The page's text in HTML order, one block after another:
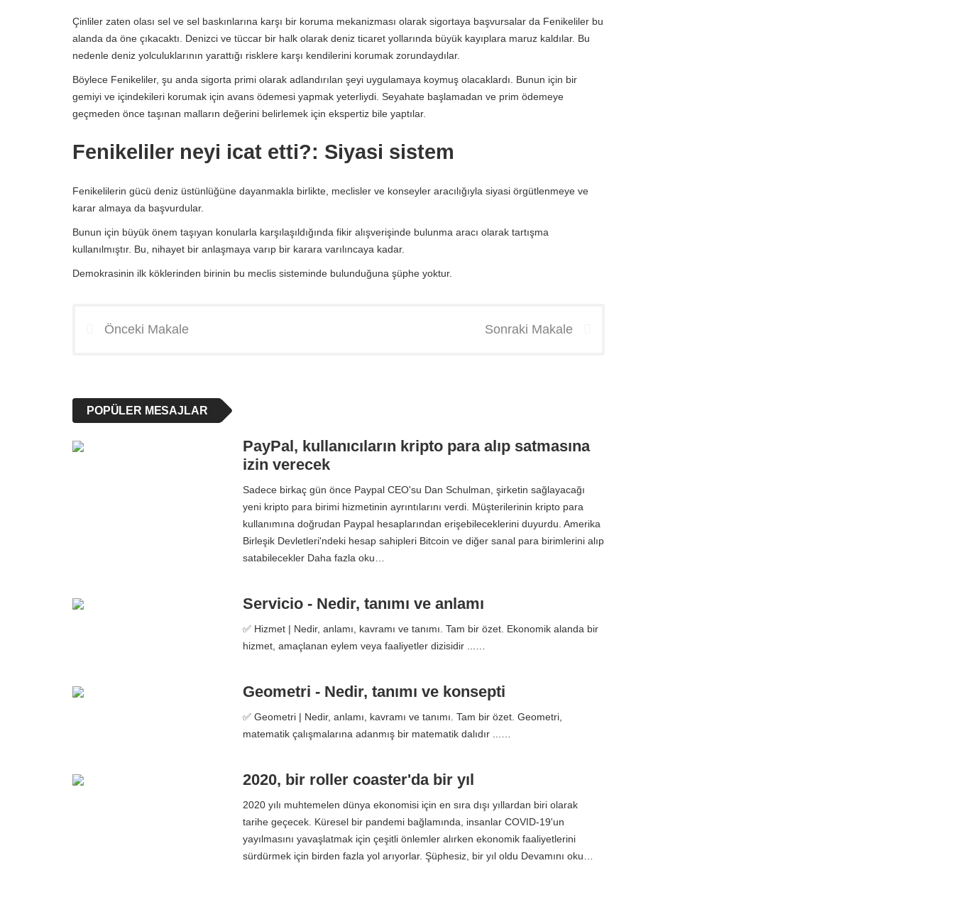
Çinliler zaten olası sel ve sel baskınlarına karşı bir koruma mekanizması olarak sigortaya başvursalar da Fenikeliler bu
alanda da öne çıkacaktı. Denizci ve tüccar bir halk olarak deniz ticaret yollarında büyük kayıplara maruz kaldılar. Bu
nedenle deniz yolculuklarının yarattığı risklere karşı kendilerini korumak zorundaydılar.
Böylece Fenikeliler, şu anda sigorta primi olarak adlandırılan şeyi uygulamaya koymuş olacaklardı. Bunun için bir
gemiyi ve içindekileri korumak için avans ödemesi yapmak yeterliydi. Seyahate başlamadan ve prim ödemeye
geçmeden önce taşınan malların değerini belirlemek için ekspertiz bile yaptılar.
Fenikeliler neyi icat etti?: Siyasi sistem
Fenikelilerin gücü deniz üstünlüğüne dayanmakla birlikte, meclisler ve konseyler aracılığıyla siyasi örgütlenmeye ve
karar almaya da başvurdular.
Bunun için büyük önem taşıyan konularla karşılaşıldığında fikir alışverişinde bulunma aracı olarak tartışma
kullanılmıştır. Bu, nihayet bir anlaşmaya varıp bir karara varılıncaya kadar.
Demokrasinin ilk köklerinden birinin bu meclis sisteminde bulunduğuna şüphe yoktur.
Önceki Makale Sonraki Makale
POPÜLER MESAJLAR
PayPal, kullanıcıların kripto para alıp satmasına
izin verecek
Sadece birkaç gün önce Paypal CEO'su Dan Schulman, şirketin sağlayacağı
yeni kripto para birimi hizmetinin ayrıntılarını verdi. Müşterilerinin kripto para
kullanımına doğrudan Paypal hesaplarından erişebileceklerini duyurdu. Amerika
Birleşik Devletleri'ndeki hesap sahipleri Bitcoin ve diğer sanal para birimlerini alıp
satabilecekler Daha fazla oku…
Servicio - Nedir, tanımı ve anlamı
✅ Hizmet | Nedir, anlamı, kavramı ve tanımı. Tam bir özet. Ekonomik alanda bir
hizmet, amaçlanan eylem veya faaliyetler dizisidir ...…
Geometri - Nedir, tanımı ve konsepti
✅ Geometri | Nedir, anlamı, kavramı ve tanımı. Tam bir özet. Geometri,
matematik çalışmalarına adanmış bir matematik dalıdır ...…
2020, bir roller coaster'da bir yıl
2020 yılı muhtemelen dünya ekonomisi için en sıra dışı yıllardan biri olarak
tarihe geçecek. Küresel bir pandemi bağlamında, insanlar COVID-19'un
yayılmasını yavaşlatmak için çeşitli önlemler alırken ekonomik faaliyetlerini
sürdürmek için birden fazla yol arıyorlar. Şüphesiz, bir yıl oldu Devamını oku…